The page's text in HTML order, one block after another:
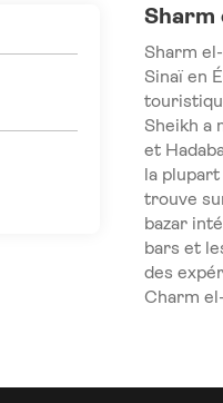
Sharm
Sharm
Sinaï en
Sheikh a
et
la
trouve
bazar
bars et
des
Charm